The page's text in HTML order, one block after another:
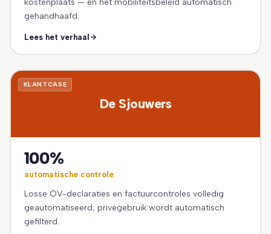
gehandhaafd.
Lees het verhaal
KLANTCASE
De Sjouwers
100%
automatische controle
Losse OV-declaraties en factuurcontroles volledig
geautomatiseerd; privégebruik wordt automatisch
gefilterd.